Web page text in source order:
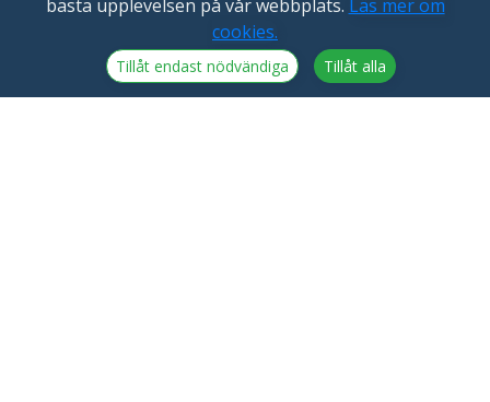
bästa upplevelsen på vår webbplats. Läs mer om
cookies.
Tillåt endast nödvändiga Tillåt alla